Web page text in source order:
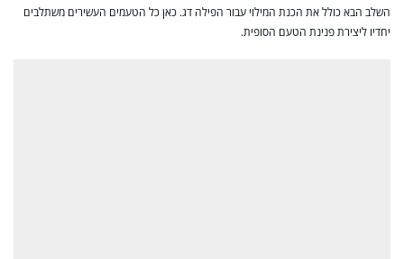
השלב הבא כולל את הכנת המילוי עבור הפילה דג. כאן כל הטעמים העשירים משתלבים
יחדיו ליצירת פנינת הטעם הסופית.